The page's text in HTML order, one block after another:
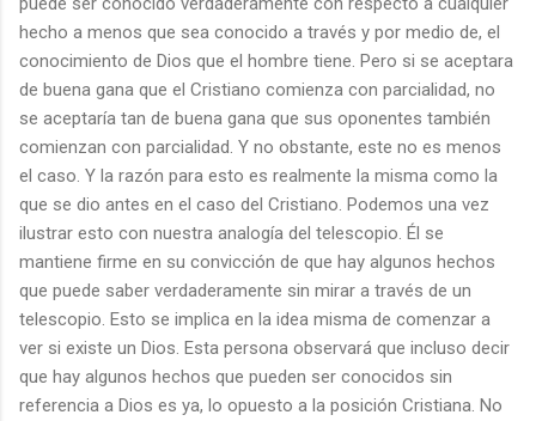
hecho a menos que sea conocido a través y por medio de, el
conocimiento de Dios que el hombre tiene. Pero si se aceptara
de buena gana que el Cristiano comienza con parcialidad, no
se aceptaría tan de buena gana que sus oponentes también
comienzan con parcialidad. Y no obstante, este no es menos
el caso. Y la razón para esto es realmente la misma como la
que se dio antes en el caso del Cristiano. Podemos una vez
ilustrar esto con nuestra analogía del telescopio. Él se
mantiene firme en su convicción de que hay algunos hechos
que puede saber verdaderamente sin mirar a través de un
telescopio. Esto se implica en la idea misma de comenzar a
ver si existe un Dios. Esta persona observará que incluso decir
que hay algunos hechos que pueden ser conocidos sin
referencia a Dios es ya, lo opuesto a la posición Cristiana. No